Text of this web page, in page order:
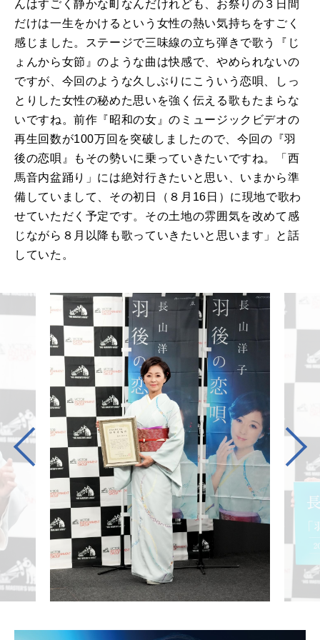
んはすごく静かな町なんだけれども、お祭りの３日間
だけは一生をかけるという女性の熱い気持ちをすごく
感じました。ステージで三味線の立ち弾きで歌う『じ
ょんから女節』のような曲は快感で、やめられないの
ですが、今回のような久しぶりにこういう恋唄、しっ
とりした女性の秘めた思いを強く伝える歌もたまらな
いですね。前作『昭和の女』のミュージックビデオの
再生回数が100万回を突破しましたので、今回の『羽
後の恋唄』もその勢いに乗っていきたいですね。「西
馬音内盆踊り」には絶対行きたいと思い、いまから準
備していまして、その初日（８月16日）に現地で歌わ
せていただく予定です。その土地の雰囲気を改めて感
じながら８月以降も歌っていきたいと思います」と話
していた。